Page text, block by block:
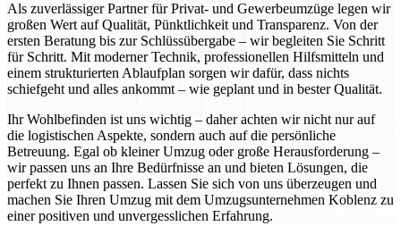
Als zuverlässiger Partner für Privat- und Gewerbeumzüge legen wir
großen Wert auf Qualität, Pünktlichkeit und Transparenz. Von der
ersten Beratung bis zur Schlüssübergabe – wir begleiten Sie Schritt
für Schritt. Mit moderner Technik, professionellen Hilfsmitteln und
einem strukturierten Ablaufplan sorgen wir dafür, dass nichts
schiefgeht und alles ankommt – wie geplant und in bester Qualität.
Ihr Wohlbefinden ist uns wichtig – daher achten wir nicht nur auf
die logistischen Aspekte, sondern auch auf die persönliche
Betreuung. Egal ob kleiner Umzug oder große Herausforderung –
wir passen uns an Ihre Bedürfnisse an und bieten Lösungen, die
perfekt zu Ihnen passen. Lassen Sie sich von uns überzeugen und
machen Sie Ihren Umzug mit dem Umzugsunternehmen Koblenz zu
einer positiven und unvergesslichen Erfahrung.